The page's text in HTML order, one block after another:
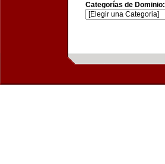
Categorías de Dominio: